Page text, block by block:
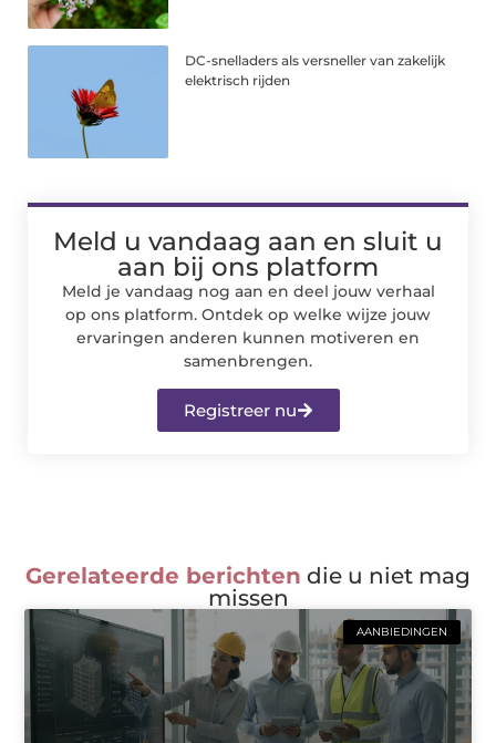
DC-snelladers als versneller van zakelijk
elektrisch rijden
Meld u vandaag aan en sluit u
aan bij ons platform
Meld je vandaag nog aan en deel jouw verhaal
op ons platform. Ontdek op welke wijze jouw
ervaringen anderen kunnen motiveren en
samenbrengen.
Registreer nu
Gerelateerde berichten die u niet mag
missen
AANBIEDINGEN